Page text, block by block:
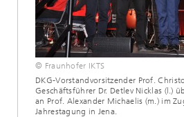
© Fraunhofer IKTS
DKG-Vorstandvorsitzender Prof.
Geschäftsführer Dr. Detlev Nicklas (l.)
an Prof. Alexander Michaelis (m.) im
Jahrestagung in Jena.